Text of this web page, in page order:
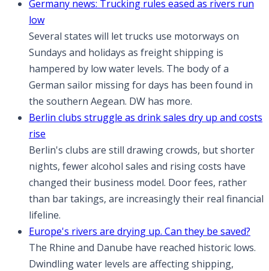
Germany news: Trucking rules eased as rivers run
low
Several states will let trucks use motorways on
Sundays and holidays as freight shipping is
hampered by low water levels. The body of a
German sailor missing for days has been found in
the southern Aegean. DW has more.
Berlin clubs struggle as drink sales dry up and costs
rise
Berlin's clubs are still drawing crowds, but shorter
nights, fewer alcohol sales and rising costs have
changed their business model. Door fees, rather
than bar takings, are increasingly their real financial
lifeline.
Europe's rivers are drying up. Can they be saved?
The Rhine and Danube have reached historic lows.
Dwindling water levels are affecting shipping,